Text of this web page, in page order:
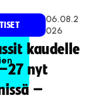
06.08.2
026
kaudelle
nyt
–